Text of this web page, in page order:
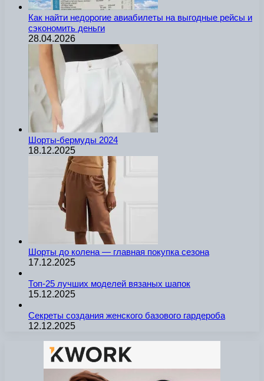
Как найти недорогие авиабилеты на выгодные рейсы и
сэкономить деньги
28.04.2026
Шорты-бермуды 2024
18.12.2025
Шорты до колена — главная покупка сезона
17.12.2025
Топ-25 лучших моделей вязаных шапок
15.12.2025
Секреты создания женского базового гардероба
12.12.2025